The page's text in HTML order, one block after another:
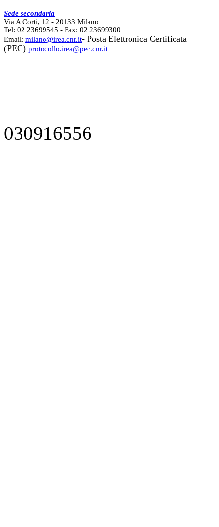
Sede secondaria
Via A Corti, 12 - 20133 Milano
Tel: 02 23699545 - Fax: 02 23699300
Email: milano@irea.cnr.it- Posta Elettronica Certificata
(PEC) protocollo.irea@pec.cnr.it
030916556